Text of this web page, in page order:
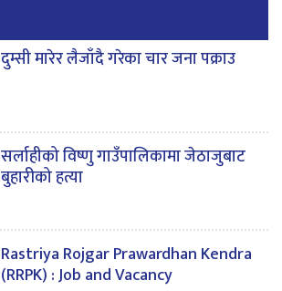
दुम्सी मारेर लैजाँदै गरेका चार जना पक्राउ
सर्लाहीको विष्णु गाउँपालिकामा जेठाजुबाट
बुहारीको हत्या
Rastriya Rojgar Prawardhan Kendra
(RRPK) : Job and Vacancy